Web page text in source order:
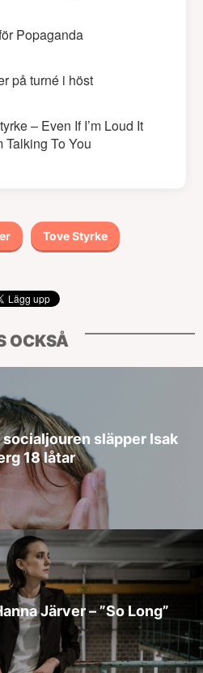
Popaganda
på turné i höst
– Even If I’m Loud It
Talking To You
Tove Styrke
OCKSÅ
släpper Isak
18 låtar
Järver – ”So Long”